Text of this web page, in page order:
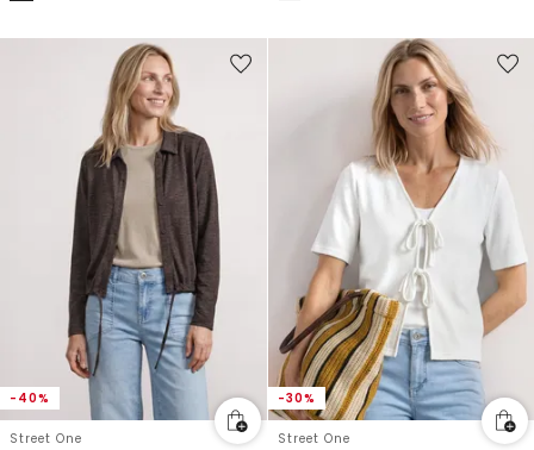
-40%
Street One
-30%
Street One